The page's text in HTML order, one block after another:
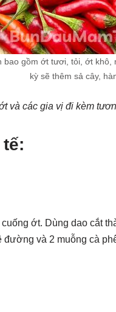
bao gồm ớt tươi, tỏi, ớt
kỳ sẽ thêm sả cây,
và các gia vị đi kèm
cuống ớt. Dùng dao cắt
và 2 muỗng cà